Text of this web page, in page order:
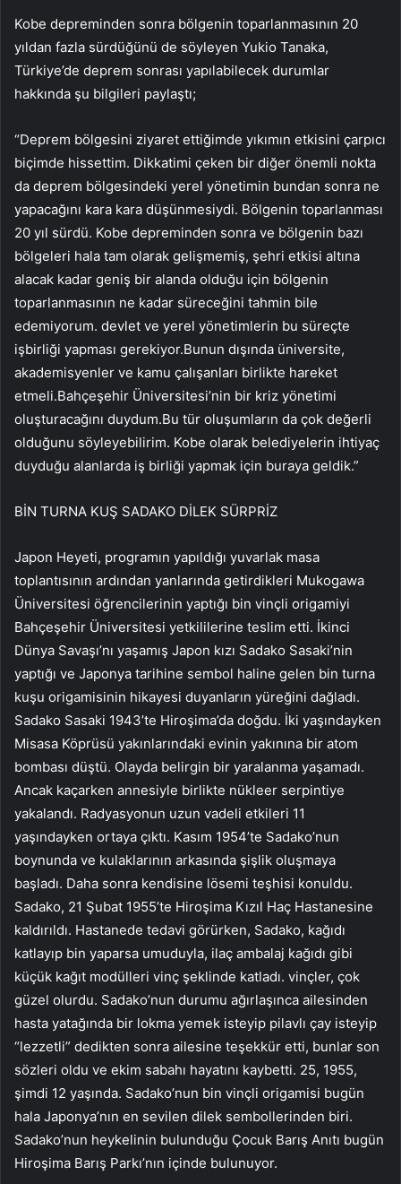
Kobe depreminden sonra bölgenin toparlanmasının 20
yıldan fazla sürdüğünü de söyleyen Yukio Tanaka,
Türkiye’de deprem sonrası yapılabilecek durumlar
hakkında şu bilgileri paylaştı;
“Deprem bölgesini ziyaret ettiğimde yıkımın etkisini çarpıcı
biçimde hissettim. Dikkatimi çeken bir diğer önemli nokta
da deprem bölgesindeki yerel yönetimin bundan sonra ne
yapacağını kara kara düşünmesiydi. Bölgenin toparlanması
20 yıl sürdü. Kobe depreminden sonra ve bölgenin bazı
bölgeleri hala tam olarak gelişmemiş, şehri etkisi altına
alacak kadar geniş bir alanda olduğu için bölgenin
toparlanmasının ne kadar süreceğini tahmin bile
edemiyorum. devlet ve yerel yönetimlerin bu süreçte
işbirliği yapması gerekiyor.Bunun dışında üniversite,
akademisyenler ve kamu çalışanları birlikte hareket
etmeli.Bahçeşehir Üniversitesi’nin bir kriz yönetimi
oluşturacağını duydum.Bu tür oluşumların da çok değerli
olduğunu söyleyebilirim. Kobe olarak belediyelerin ihtiyaç
duyduğu alanlarda iş birliği yapmak için buraya geldik.”
BİN TURNA KUŞ SADAKO DİLEK SÜRPRİZ
Japon Heyeti, programın yapıldığı yuvarlak masa
toplantısının ardından yanlarında getirdikleri Mukogawa
Üniversitesi öğrencilerinin yaptığı bin vinçli origamiyi
Bahçeşehir Üniversitesi yetkililerine teslim etti. İkinci
Dünya Savaşı’nı yaşamış Japon kızı Sadako Sasaki’nin
yaptığı ve Japonya tarihine sembol haline gelen bin turna
kuşu origamisinin hikayesi duyanların yüreğini dağladı.
Sadako Sasaki 1943’te Hiroşima’da doğdu. İki yaşındayken
Misasa Köprüsü yakınlarındaki evinin yakınına bir atom
bombası düştü. Olayda belirgin bir yaralanma yaşamadı.
Ancak kaçarken annesiyle birlikte nükleer serpintiye
yakalandı. Radyasyonun uzun vadeli etkileri 11
yaşındayken ortaya çıktı. Kasım 1954’te Sadako’nun
boynunda ve kulaklarının arkasında şişlik oluşmaya
başladı. Daha sonra kendisine lösemi teşhisi konuldu.
Sadako, 21 Şubat 1955’te Hiroşima Kızıl Haç Hastanesine
kaldırıldı. Hastanede tedavi görürken, Sadako, kağıdı
katlayıp bin yaparsa umuduyla, ilaç ambalaj kağıdı gibi
küçük kağıt modülleri vinç şeklinde katladı. vinçler, çok
güzel olurdu. Sadako’nun durumu ağırlaşınca ailesinden
hasta yatağında bir lokma yemek isteyip pilavlı çay isteyip
“lezzetli” dedikten sonra ailesine teşekkür etti, bunlar son
sözleri oldu ve ekim sabahı hayatını kaybetti. 25, 1955,
şimdi 12 yaşında. Sadako’nun bin vinçli origamisi bugün
hala Japonya’nın en sevilen dilek sembollerinden biri.
Sadako’nun heykelinin bulunduğu Çocuk Barış Anıtı bugün
Hiroşima Barış Parkı’nın içinde bulunuyor.